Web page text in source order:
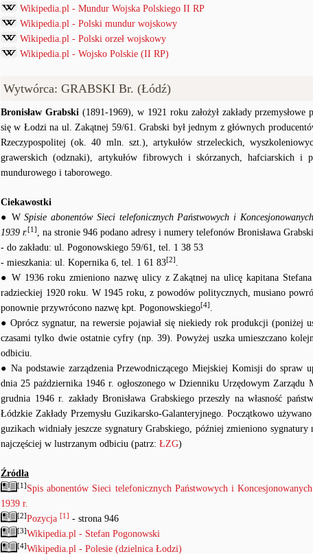
Wikipedia.pl - Mundur Wojska Polskiego II RP
Wikipedia.pl - Polski mundur wojskowy
Wikipedia.pl - Polski orzeł wojskowy
Wikipedia.pl - Wojsko Polskie (II RP)
Wytwórca: GRABSKI Br. (Łódź)
Bronisław Grabski(1891-1969), w 1921 roku założył zakłady
się w Łodzi na ul. Zakątnej 59/61. Grabski był jednym z głównych
Rzeczypospolitej (ok. 40 mln. szt.), artykułów strzeleckich,
grawerskich (odznaki), artykułów fibrowych i skórzanych, hafciarskich i
mundurowego i taborowego.
Ciekawostki
● WSpisie abonentów Sieci telefonicznych Państwowych i
1939 r.[1] , na stronie 946 podano adresy i numery telefonów Bronisława
- do zakładu: ul. Pogonowskiego 59/61, tel. 1 38 53
- mieszkania: ul. Kopernika 6, tel. 1 61 83[2] .
● W 1936 roku zmieniono nazwę ulicy z Zakątnej na ulicę kapitana Stefana
radzieckiej 1920 roku. W 1945 roku, z powodów politycznych, musiano
ponownie przywrócono nazwę kpt. Pogonowskiego[4] .
● Oprócz sygnatur, na rewersie pojawiał się niekiedy rok produkcji (poniżej
czasami tylko dwie ostatnie cyfry (np. 39). Powyżej uszka umieszczano
odbiciu.
● Na podstawie zarządzenia Przewodniczącego Miejskiej Komisji do spraw
dnia 25 października 1946 r. ogłoszonego w Dzienniku Urzędowym
grudnia 1946 r. zakłady Bronisława Grabskiego przeszły na własność
Łódzkie Zakłady Przemysłu Guzikarsko-Galanteryjnego. Początkowo
guzikach widniały jeszcze sygnatury Grabskiego, później zmieniono
najczęściej w lustrzanym odbiciu (patrz: ŁZG)
Źródła
[1] Spis abonentów Sieci telefonicznych Państwowych i
1939 r.
[2]Pozycja [1] - strona 946
[3]Wikipedia.pl - Stefan Pogonowski
[4]Wikipedia.pl - Polesie (dzielnica Łodzi)